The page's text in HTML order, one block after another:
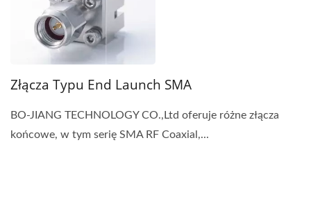
Złącza Typu End Launch SMA
BO-JIANG TECHNOLOGY CO.,Ltd oferuje różne złącza
końcowe, w tym serię SMA RF Coaxial,...